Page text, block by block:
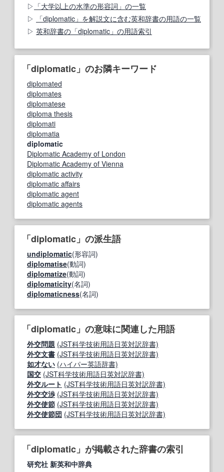
「大学以上の水準の形容詞」の一覧
「diplomatic」を解説文に含む英和辞書の用語の一覧
英和辞書の「diplomatic」の用語索引
「diplomatic」のお隣キーワード
diplomated
diplomates
diplomatese
diploma thesis
diplomati
diplomatia
diplomatic
Diplomatic Academy of London
Diplomatic Academy of Vienna
diplomatic activity
diplomatic affairs
diplomatic agent
diplomatic agents
「diplomatic」の派生語
undiplomatic(形容詞)
diplomatise(動詞)
diplomatize(動詞)
diplomaticity(名詞)
diplomaticness(名詞)
「diplomatic」の意味に関連した用語
外交問題 (JST科学技術用語日英対訳辞書)
外交文書 (JST科学技術用語日英対訳辞書)
如才ない (ハイパー英語辞書)
国交 (JST科学技術用語日英対訳辞書)
外交ルート (JST科学技術用語日英対訳辞書)
外交交渉 (JST科学技術用語日英対訳辞書)
外交使節 (JST科学技術用語日英対訳辞書)
外交使節団 (JST科学技術用語日英対訳辞書)
「diplomatic」が掲載された辞書の索引
研究社 新英和中辞典